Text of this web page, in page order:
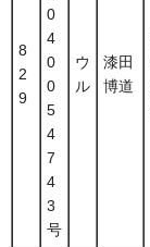
8
2
9
0
4
0
0
5
4
7
4
3
号
ウ
ル
漆田
博道